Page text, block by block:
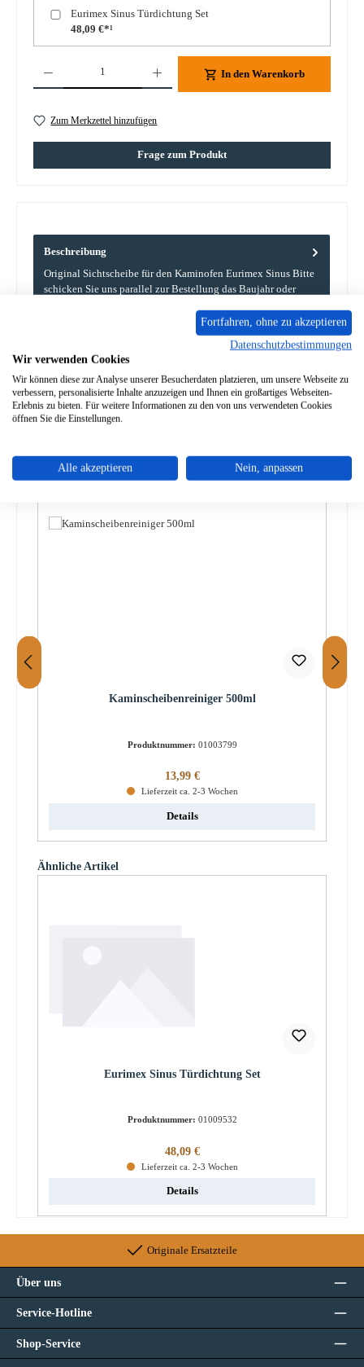
Eurimex Sinus Türdichtung Set
48,09 €*¹
In den Warenkorb
Zum Merkzettel hinzufügen
Frage zum Produkt
Beschreibung
Original Sichtscheibe für den Kaminofen Eurimex Sinus Bitte
schicken Sie uns parallel zur Bestellung das Baujahr oder
Angaben zur Produktsicherheit
Kaminscheibenreiniger 500ml
Produktnummer: 01003799
Regulärer Preis:
13,99 €
Lieferzeit ca. 2-3 Wochen
Details
Produktgalerie überspringen
Ähnliche Artikel
Eurimex Sinus Türdichtung Set
Produktnummer: 01009532
Regulärer Preis:
48,09 €
Lieferzeit ca. 2-3 Wochen
Details
Originale Ersatzteile
Über uns
Service-Hotline
Shop-Service
Fortfahren, ohne zu akzeptieren
Datenschutzbestimmungen
Wir verwenden Cookies
Wir können diese zur Analyse unserer Besucherdaten platzieren, um unsere Webseite zu
verbessern, personalisierte Inhalte anzuzeigen und Ihnen ein großartiges Webseiten-
Erlebnis zu bieten. Für weitere Informationen zu den von uns verwendeten Cookies
öffnen Sie die Einstellungen.
Alle akzeptieren Nein, anpassen